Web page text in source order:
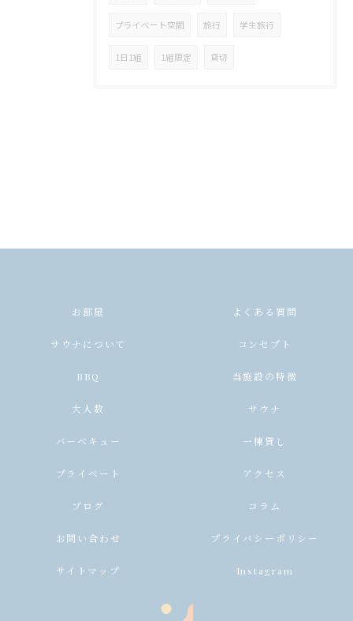
プライベート空間 旅行 学生旅行
1日1組 1組限定 貸切
お部屋 よくある質問
サウナについて コンセプト
BBQ 当施設の特徴
大人数 サウナ
バーベキュー 一棟貸し
プライベート アクセス
ブログ コラム
お問い合わせ プライバシーポリシー
サイトマップ Instagram